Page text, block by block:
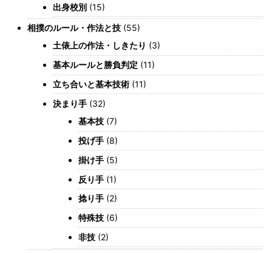
出身校別 (15)
相撲のルール・作法と技 (55)
土俵上の作法・しきたり (3)
基本ルールと勝負判定 (11)
立ち合いと基本技術 (11)
決まり手 (32)
基本技 (7)
投げ手 (8)
掛け手 (5)
反り手 (1)
捻り手 (2)
特殊技 (6)
非技 (2)